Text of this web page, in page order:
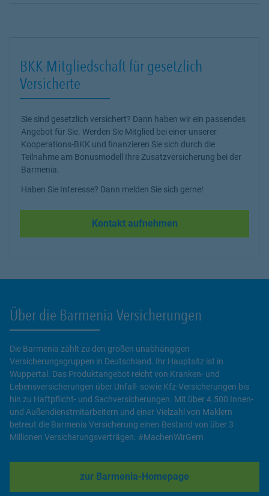
BKK-Mitgliedschaft für gesetzlich
Versicherte
Sie sind gesetzlich versichert? Dann haben wir ein passendes
Angebot für Sie. Werden Sie Mitglied bei einer unserer
Kooperations-BKK und finanzieren Sie sich durch die
Teilnahme am Bonusmodell Ihre Zusatzversicherung bei der
Barmenia.
Haben Sie Interesse? Dann melden Sie sich gerne!
Kontakt aufnehmen
Über die Barmenia Versicherungen
Die Barmenia zählt zu den großen unabhängigen
Versicherungsgruppen in Deutschland. Ihr Hauptsitz ist in
Wuppertal. Das Produktangebot reicht von Kranken- und
Lebensversicherungen über Unfall- sowie Kfz-Versicherungen bis
hin zu Haftpflicht- und Sachversicherungen. Mit über 4.500 Innen-
und Außendienstmitarbeitern und einer Vielzahl von Maklern
betreut die Barmenia Versicherung einen Bestand von über 3
Millionen Versicherungsverträgen. #MachenWirGern
zur Barmenia-Homepage
Link Opens in New Tab